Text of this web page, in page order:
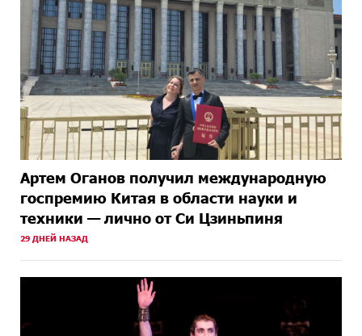
Артем Оганов получил международную
госпремию Китая в области науки и
техники — лично от Си Цзиньпиня
29 ДНЕЙ НАЗАД